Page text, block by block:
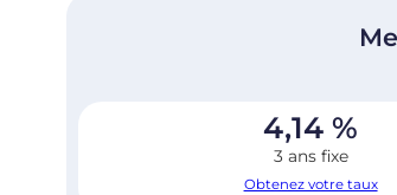
4,14 %
3 ans fixe
Obtenez votre taux